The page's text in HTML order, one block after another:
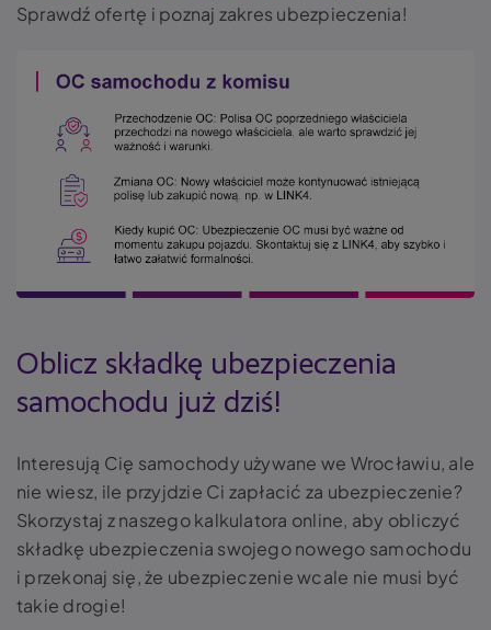
Sprawdź ofertę i poznaj zakres ubezpieczenia!
Oblicz składkę ubezpieczenia
samochodu już dziś!
Interesują Cię samochody używane we Wrocławiu, ale
nie wiesz, ile przyjdzie Ci zapłacić za ubezpieczenie?
Skorzystaj z naszego kalkulatora online, aby obliczyć
składkę ubezpieczenia swojego nowego samochodu
i przekonaj się, że ubezpieczenie wcale nie musi być
takie drogie!